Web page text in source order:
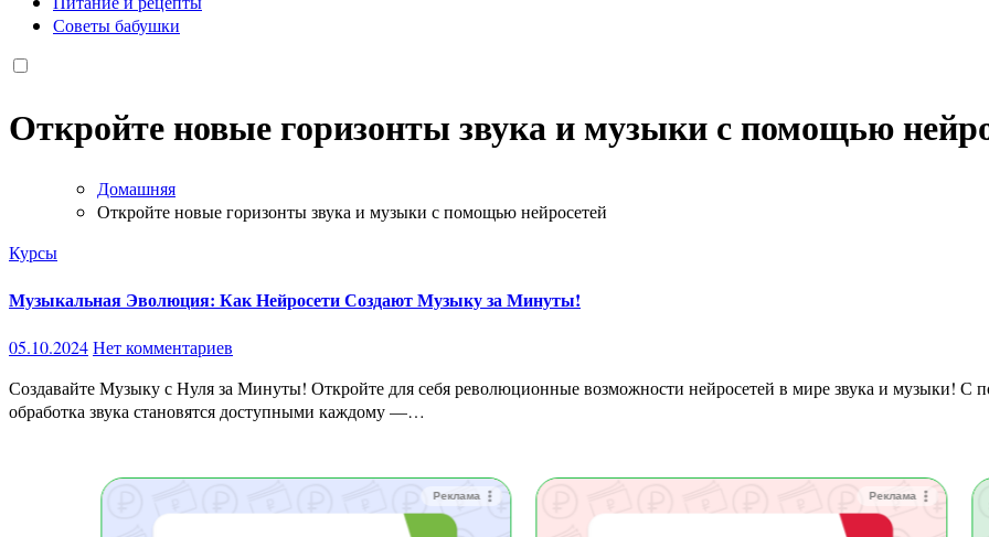
Советы бабушки
Откройте новые горизонты звука и музыки с помощью
Домашняя
Откройте новые горизонты звука и музыки с помощью нейросетей
Курсы
Музыкальная Эволюция: Как Нейросети Создают Музыку за Минуты!
05.10.2024Нет комментариев
Создавайте Музыку с Нуля за Минуты! Откройте для себя революционные возможности нейросетей в мире звука и музыки! С помощью передовых AI-инструментов, создание музыки и
обработка звука становятся доступными каждому —…
Реклама Реклама